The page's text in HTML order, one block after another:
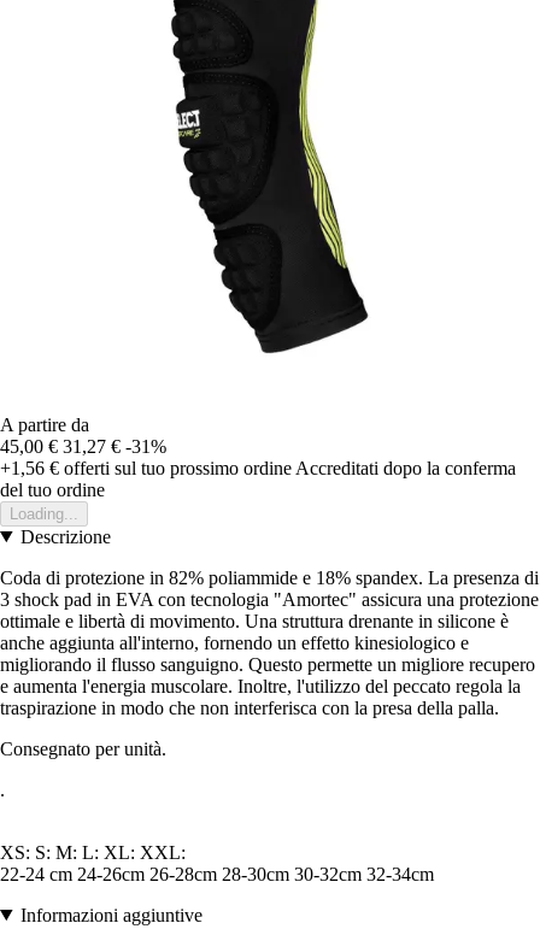
A partire da
45,00 € 31,27 € -31%
+1,56 € offerti sul tuo prossimo ordine Accreditati dopo la conferma
del tuo ordine
Loading...
Descrizione
Coda di protezione in 82% poliammide e 18% spandex. La presenza di
3 shock pad in EVA con tecnologia "Amortec" assicura una protezione
ottimale e libertà di movimento. Una struttura drenante in silicone è
anche aggiunta all'interno, fornendo un effetto kinesiologico e
migliorando il flusso sanguigno. Questo permette un migliore recupero
e aumenta l'energia muscolare. Inoltre, l'utilizzo del peccato regola la
traspirazione in modo che non interferisca con la presa della palla.
Consegnato per unità.
.
XS: S: M: L: XL: XXL:
22-24 cm 24-26cm 26-28cm 28-30cm 30-32cm 32-34cm
Informazioni aggiuntive